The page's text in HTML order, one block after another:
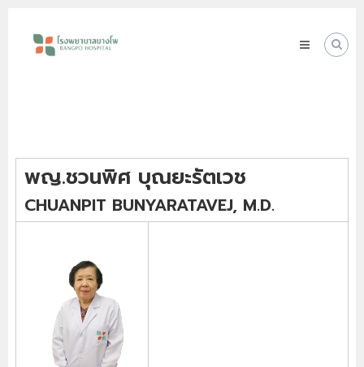
contentพยาบาล
พญ.ชวนพิศ บุณยะรัตเวช
CHUANPIT BUNYARATAVEJ, M.D.